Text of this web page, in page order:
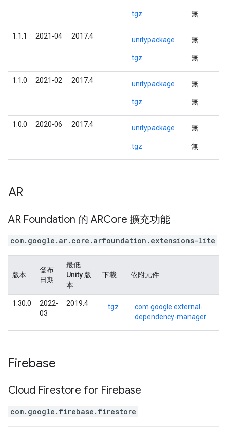
.tgz 無
1.1.1 2021-04 2017.4 .unitypackage
.tgz
無
無
1.1.0 2021-02 2017.4 .unitypackage
.tgz
無
無
1.0.0 2020-06 2017.4 .unitypackage
.tgz
無
無
AR
AR Foundation 的 ARCore 擴充功能
com.google.ar.core.arfoundation.extensions-lite
版本
發布
日期
最低
Unity 版
本
下載 依附元件
1.30.0
2022-
03
2019.4 .tgz
com.google.external-
dependency-manager
Firebase
Cloud Firestore for Firebase
com.google.firebase.firestore